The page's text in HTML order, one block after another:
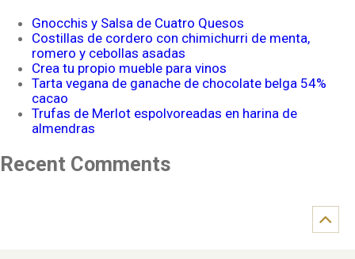
Gnocchis y Salsa de Cuatro Quesos
Costillas de cordero con chimichurri de menta,
romero y cebollas asadas
Crea tu propio mueble para vinos
Tarta vegana de ganache de chocolate belga 54%
cacao
Trufas de Merlot espolvoreadas en harina de
almendras
Recent Comments